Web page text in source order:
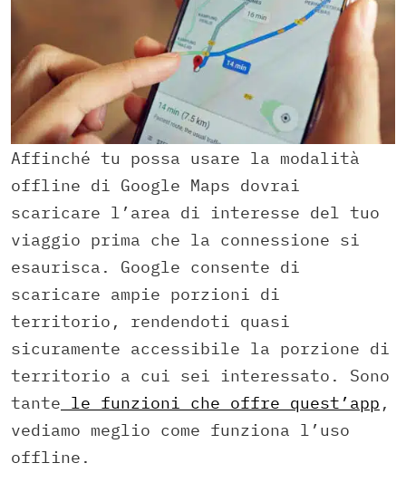
Affinché tu possa usare la modalità
offline di Google Maps dovrai
scaricare l’area di interesse del tuo
viaggio prima che la connessione si
esaurisca. Google consente di
scaricare ampie porzioni di
territorio, rendendoti quasi
sicuramente accessibile la porzione di
territorio a cui sei interessato. Sono
tante le funzioni che offre quest’app ,
vediamo meglio come funziona l’uso
offline.